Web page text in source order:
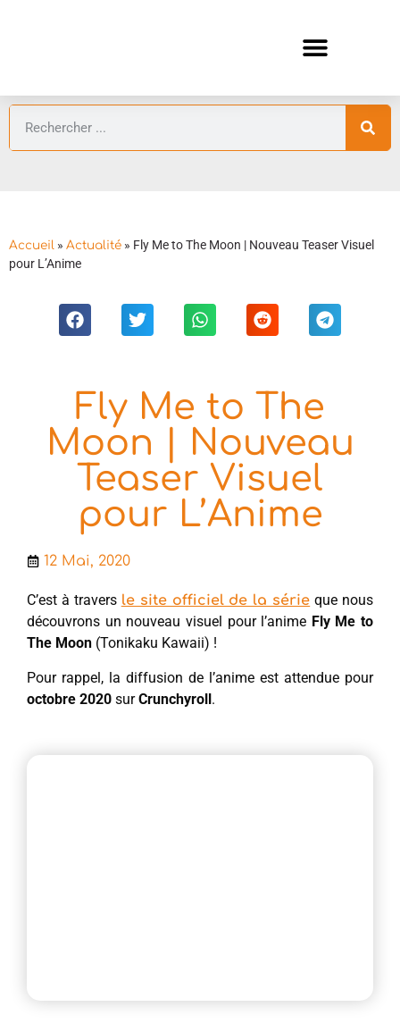
Accueil » Actualité » Fly Me to The Moon | Nouveau Teaser Visuel
pour L’Anime
Fly Me to The
Moon | Nouveau
Teaser Visuel
pour L’Anime
12 Mai, 2020
C’est à travers le site officiel de la série que nous
découvrons un nouveau visuel pour l’anime Fly Me to
The Moon (Tonikaku Kawaii) !
Pour rappel, la diffusion de l’anime est attendue pour
octobre 2020 surCrunchyroll.